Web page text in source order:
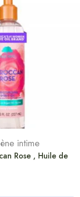
intime
Rose , Huile de